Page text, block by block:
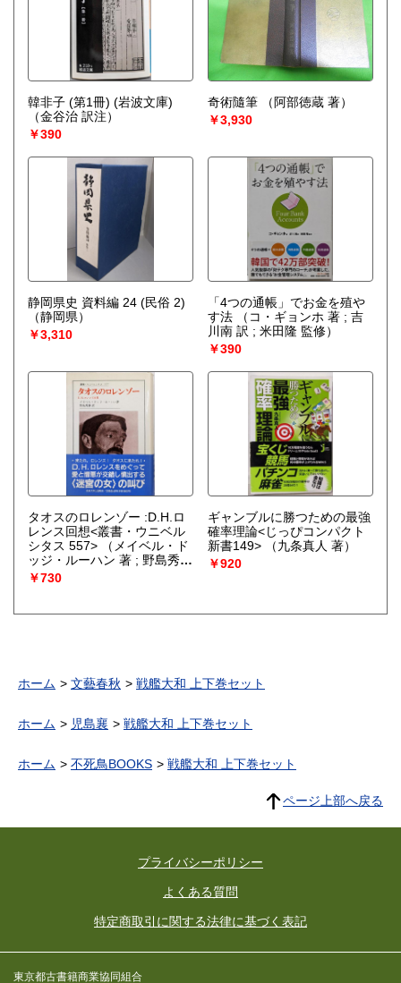
韓非子 (第1冊) (岩波文庫)
（金谷治 訳注）
￥390
奇術隨筆
（阿部徳蔵 著）
￥3,930
静岡県史 資料編 24 (民俗 2)
（静岡県）
￥3,310
「4つの通帳」でお金を殖や
す法
（コ・ギョンホ 著 ; 吉
川南 訳 ; 米田隆 監修）
￥390
タオスのロレンゾー :D.H.ロ
レンス回想<叢書・ウニベル
シタス 557>
（メイベル・ド
ッジ・ルーハン 著 ; 野島秀勝
訳）
￥730
ギャンブルに勝つための最強
確率理論<じっぴコンパクト
新書149>
（九条真人 著）
￥920
ホーム 文藝春秋 戦艦大和 上下巻セット
ホーム 児島襄 戦艦大和 上下巻セット
ホーム 不死鳥BOOKS 戦艦大和 上下巻セット
ページ上部へ戻る
プライバシーポリシー
よくある質問
特定商取引に関する法律に基づく表記
東京都古書籍商業協同組合